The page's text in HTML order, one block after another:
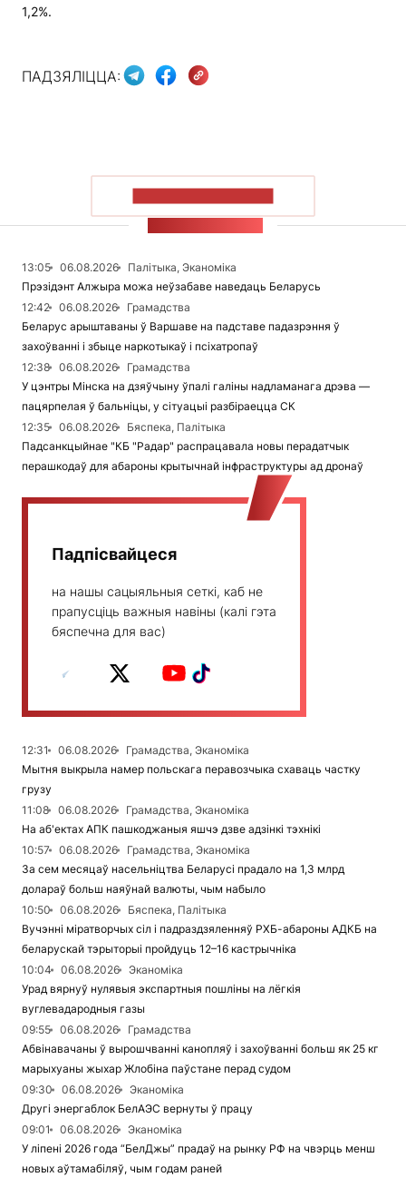
1,2%.
ПАДЗЯЛІЦЦА:
13:05 06.08.2026
Палітыка, Эканоміка
Прэзідэнт Алжыра можа неўзабаве наведаць Беларусь
12:42
06.08.2026
Грамадства
Беларус арыштаваны ў Варшаве на падставе падазрэння ў
захоўванні і збыце наркотыкаў і псіхатропаў
12:38
06.08.2026
Грамадства
У цэнтры Мінска на дзяўчыну ўпалі галіны надламанага дрэва —
пацярпелая ў бальніцы, у сітуацыі разбіраецца СК
12:35
06.08.2026
Бяспека, Палітыка
Падсанкцыйнае "КБ "Радар" распрацавала новы перадатчык
перашкодаў для абароны крытычнай інфраструктуры ад дронаў
Падпісвайцеся
на нашы сацыяльныя сеткі, каб не
прапусціць важныя навіны (калі гэта
бяспечна для вас)
12:31 06.08.2026
Грамадства, Эканоміка
Мытня выкрыла намер польскага перавозчыка схаваць частку
грузу
11:08
06.08.2026
Грамадства, Эканоміка
На аб'ектах АПК пашкоджаныя яшчэ дзве адзінкі тэхнікі
10:57
06.08.2026
Грамадства, Эканоміка
За сем месяцаў насельніцтва Беларусі прадало на 1,3 млрд
долараў больш наяўнай валюты, чым набыло
10:50
06.08.2026
Бяспека, Палітыка
Вучэнні міратворчых сіл і падраздзяленняў РХБ-абароны АДКБ на
беларускай тэрыторыі пройдуць 12–16 кастрычніка
10:04
06.08.2026
Эканоміка
Урад вярнуў нулявыя экспартныя пошліны на лёгкія
вуглевадародныя газы
09:55
06.08.2026
Грамадства
Абвінавачаны ў вырошчванні канопляў і захоўванні больш як 25 кг
марыхуаны жыхар Жлобіна паўстане перад судом
09:30
06.08.2026
Эканоміка
Другі энергаблок БелАЭС вернуты ў працу
09:01
06.08.2026
Эканоміка
У ліпені 2026 года “БелДжы” прадаў на рынку РФ на чвэрць менш
новых аўтамабіляў, чым годам раней